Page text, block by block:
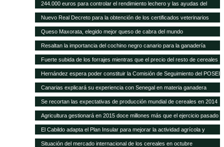
244.000 euros para controlar el rendimiento lechero y las ayudas del
POSEI
Nuevo Real Decreto para la obtención de los certificados veterinarios
para comercio exterior
Queso Maxorata, elegido mejor queso de cabra del mundo
Resaltan la importancia del cochino negro canario para la ganadería
isleña
Fuerte subida de los forrajes mientras que el precio del resto de cereales
se mantiene fijo
Hernández espera poder constituir la Comisión de Seguimiento del POSEI
ganadero antes de finales de año
Canarias explicará su experiencia con Senegal en materia ganadera
Se recortan las expectativas de producción mundial de cereales en 2014
a pesar de las cosechas récord de maíz y trigo
Agricultura gestionará en 2015 doce millones más que el ejercicio pasado
y alcanza los 418,9 millones de euros
El Cabildo adapta el Plan Insular para mejorar la actividad agrícola y
ganadera
Situación del mercado internacional de los cereales en octubre